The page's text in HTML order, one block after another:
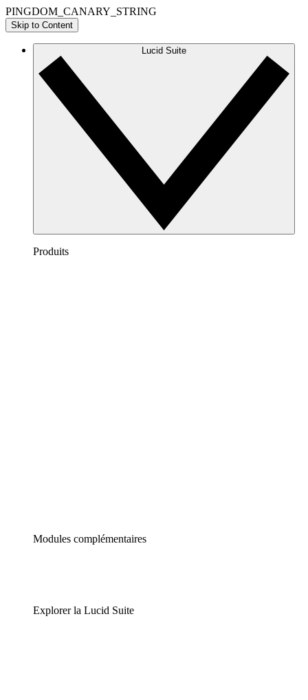
PINGDOM_CANARY_STRING
Skip to Content
Lucid Suite
Produits
Modules complémentaires
Explorer la Lucid Suite